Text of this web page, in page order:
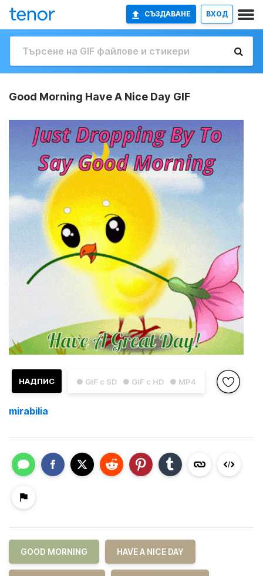
СЪЗДАВАНЕ ВХОД
Good Morning Have A Nice Day GIF
● GIF с SD ● GIF с HD ● MP4
НАДПИС
mirabilia
GOOD MORNING HAVE A NICE DAY